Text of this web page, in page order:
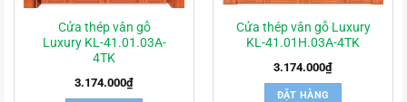
Cửa thép vân gỗ
Luxury KL-41.01.03A-
4TK
3.174.000₫
Cửa thép vân gỗ Luxury
KL-41.01H.03A-4TK
3.174.000₫
ĐẶT HÀNG